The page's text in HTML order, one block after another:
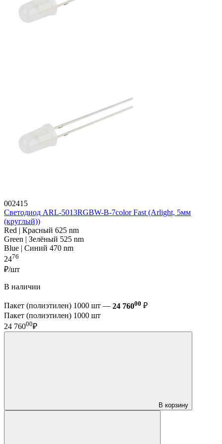
002415
Светодиод ARL-5013RGBW-B-7color Fast (Arlight, 5мм
(круглый))
Red | Красный 625 nm
Green | Зелёный 525 nm
Blue | Синий 470 nm
2476
₽/шт
В наличии
Пакет (полиэтилен) 1000 шт — 24 76000 ₽
Пакет (полиэтилен) 1000 шт
24 76000₽
В корзину